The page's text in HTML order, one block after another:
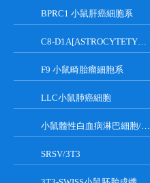
BPRC1 小鼠肝癌細胞系
C8-D1A[ASTROCYTETYPEICLONE]小鼠小腦細胞
F9 小鼠畸胎瘤細胞系
LLC小鼠肺癌細胞
小鼠髓性白血病淋巴細胞/小鼠白血病G-CSF依賴性細胞
SRSV/3T3